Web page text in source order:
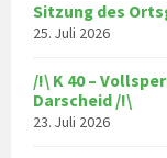
Sitzung des
25. Juli 2026
/!\ K 40 –
Darscheid /!\
23. Juli 2026